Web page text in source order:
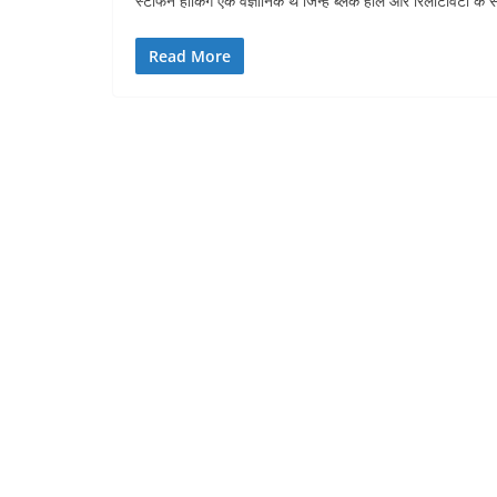
Read More